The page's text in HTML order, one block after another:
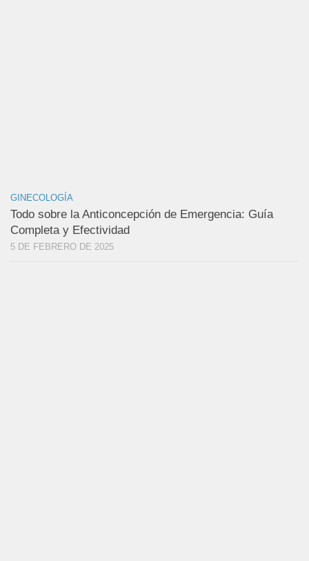
GINECOLOGÍA
Todo sobre la Anticoncepción de Emergencia: Guía
Completa y Efectividad
5 DE FEBRERO DE 2025